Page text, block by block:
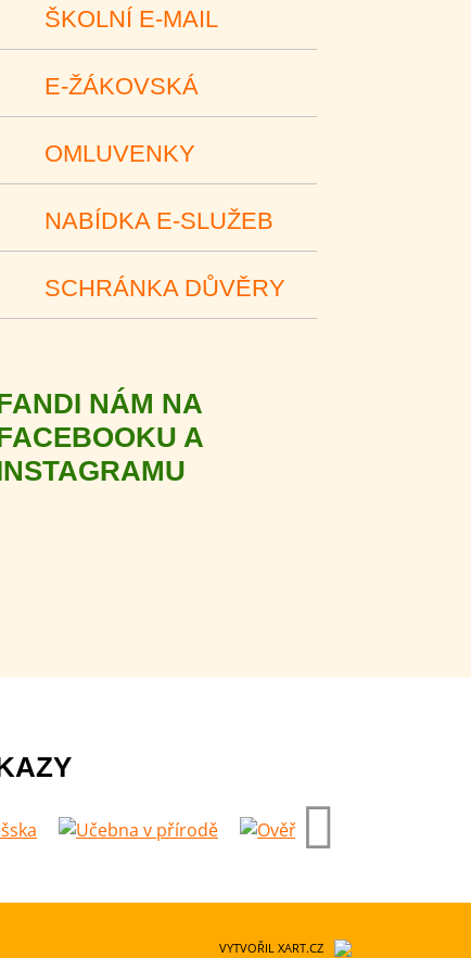
ŠKOLNÍ E-MAIL
E-ŽÁKOVSKÁ
OMLUVENKY
NABÍDKA E-SLUŽEB
SCHRÁNKA DŮVĚRY
NÁM NA
A
VYTVOŘIL XART.CZ